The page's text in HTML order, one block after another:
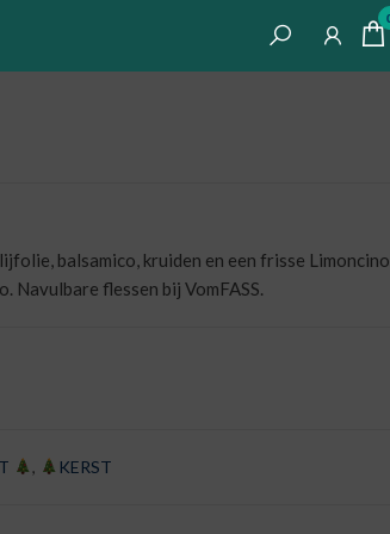
balsamico, kruiden en een frisse
Navulbare flessen bij VomFASS.
, KERST